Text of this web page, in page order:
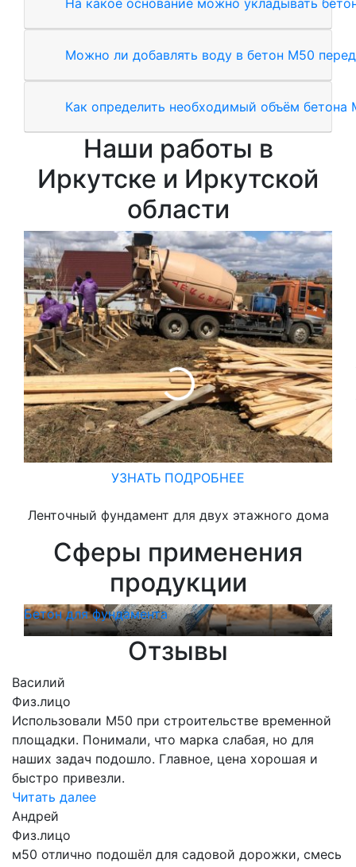
Можно ли добавлять воду в бетон М50
Как определить необходимый объём бетона
Наши работы в
Иркутске и Иркутской
области
УЗНАТЬ ПОДРОБНЕЕ
Ленточный фундамент для двух этажного дома
Сферы применения
продукции
Бетон для фундамента
Отзывы
Василий
Физ.лицо
Использовали М50 при строительстве временной
площадки. Понимали, что марка слабая, но для
наших задач подошло. Главное, цена хорошая и
быстро привезли.
Читать далее
Андрей
Физ.лицо
м50 отлично подошёл для садовой дорожки, смесь